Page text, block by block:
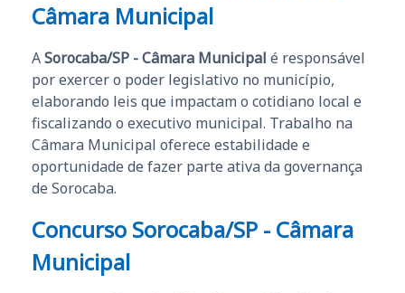
Câmara Municipal
ASorocaba/SP - Câmara Municipal é responsável
por exercer o poder legislativo no município,
elaborando leis que impactam o cotidiano local e
fiscalizando o executivo municipal. Trabalho na
Câmara Municipal oferece estabilidade e
oportunidade de fazer parte ativa da governança
de Sorocaba.
Concurso Sorocaba/SP - Câmara
Municipal